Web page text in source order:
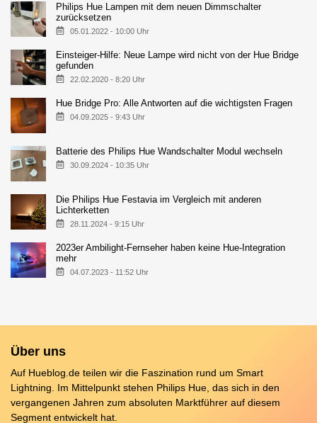
Philips Hue Lampen mit dem neuen Dimmschalter
zurücksetzen
05.01.2022 - 10:00 Uhr
Einsteiger-Hilfe: Neue Lampe wird nicht von der Hue Bridge
gefunden
22.02.2020 - 8:20 Uhr
Hue Bridge Pro: Alle Antworten auf die wichtigsten Fragen
04.09.2025 - 9:43 Uhr
Batterie des Philips Hue Wandschalter Modul wechseln
30.09.2024 - 10:35 Uhr
Die Philips Hue Festavia im Vergleich mit anderen
Lichterketten
28.11.2024 - 9:15 Uhr
2023er Ambilight-Fernseher haben keine Hue-Integration
mehr
04.07.2023 - 11:52 Uhr
Über uns
Auf Hueblog.de teilen wir die Faszination rund um Smart
Lightning. Im Mittelpunkt stehen Philips Hue, das sich in den
vergangenen Jahren zum absoluten Marktführer auf diesem
Segment entwickelt hat.